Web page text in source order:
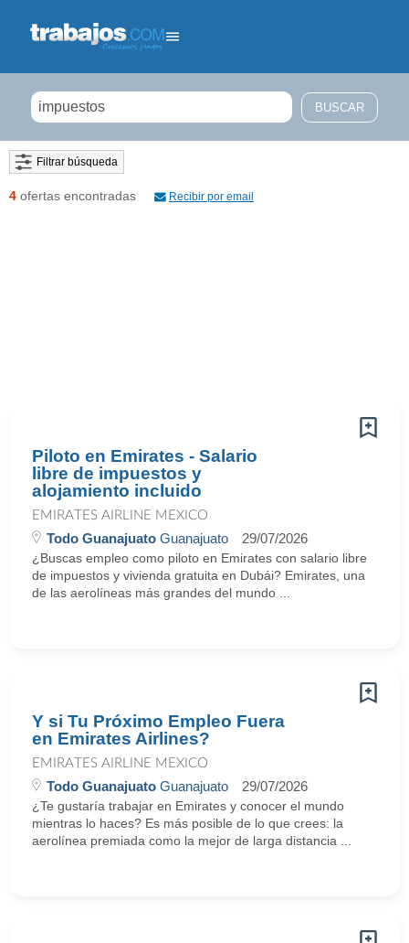
Filtrar búsqueda
4 ofertas encontradas Recibir por email
Piloto en Emirates - Salario
libre de impuestos y
alojamiento incluido
EMIRATES AIRLINE MEXICO
Todo Guanajuato Guanajuato 29/07/2026
¿Buscas empleo como piloto en Emirates con salario libre
de impuestos y vivienda gratuita en Dubái? Emirates, una
de las aerolíneas más grandes del mundo ...
Y si Tu Próximo Empleo Fuera
en Emirates Airlines?
EMIRATES AIRLINE MEXICO
Todo Guanajuato Guanajuato 29/07/2026
¿Te gustaría trabajar en Emirates y conocer el mundo
mientras lo haces? Es más posible de lo que crees: la
aerolínea premiada como la mejor de larga distancia ...